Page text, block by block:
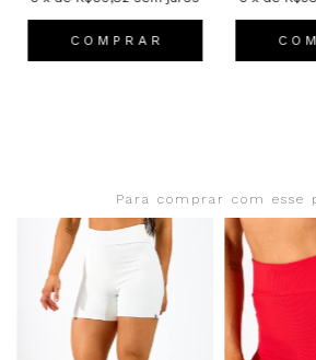
C O M P R A R C O
Para comprar com esse